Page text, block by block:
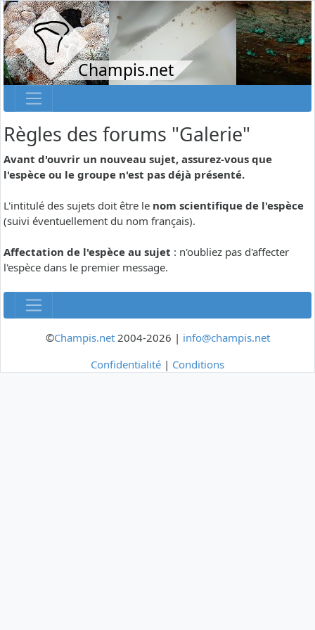
Champis.net
Règles des forums "Galerie"
Avant d'ouvrir un nouveau sujet, assurez-vous que
l'espèce ou le groupe n'est pas déjà présenté.
L'intitulé des sujets doit être le nom scientifique de l'espèce
(suivi éventuellement du nom français).
Affectation de l'espèce au sujet : n'oubliez pas d'affecter
l'espèce dans le premier message.
©Champis.net2004-2026 | info@champis.net
Confidentialité | Conditions